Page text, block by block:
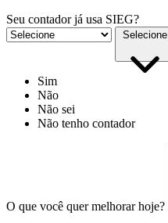
Seu contador já usa SIEG?
Selecione
Sim
Não
Não sei
Não tenho contador
O que você quer melhorar hoje?